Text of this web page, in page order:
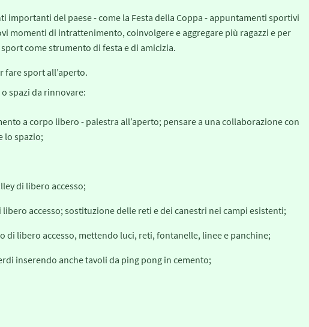
importanti del paese - come la Festa della Coppa - appuntamenti sportivi
momenti di intrattenimento, coinvolgere e aggregare più ragazzi e per
come strumento di festa e di amicizia.
fare sport all’aperto.
spazi da rinnovare:
a corpo libero - palestra all’aperto; pensare a una collaborazione con
lo spazio;
di libero accesso;
accesso; sostituzione delle reti e dei canestri nei campi esistenti;
di libero accesso, mettendo luci, reti, fontanelle, linee e panchine;
inserendo anche tavoli da ping pong in cemento;